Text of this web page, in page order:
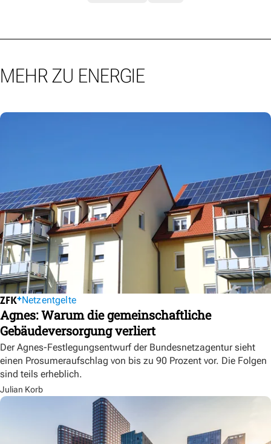
MEHR ZU ENERGIE
Netzentgelte
Agnes: Warum die gemeinschaftliche
Gebäudeversorgung verliert
Der Agnes-Festlegungsentwurf der Bundesnetzagentur sieht
einen Prosumeraufschlag von bis zu 90 Prozent vor. Die Folgen
sind teils erheblich.
Julian Korb